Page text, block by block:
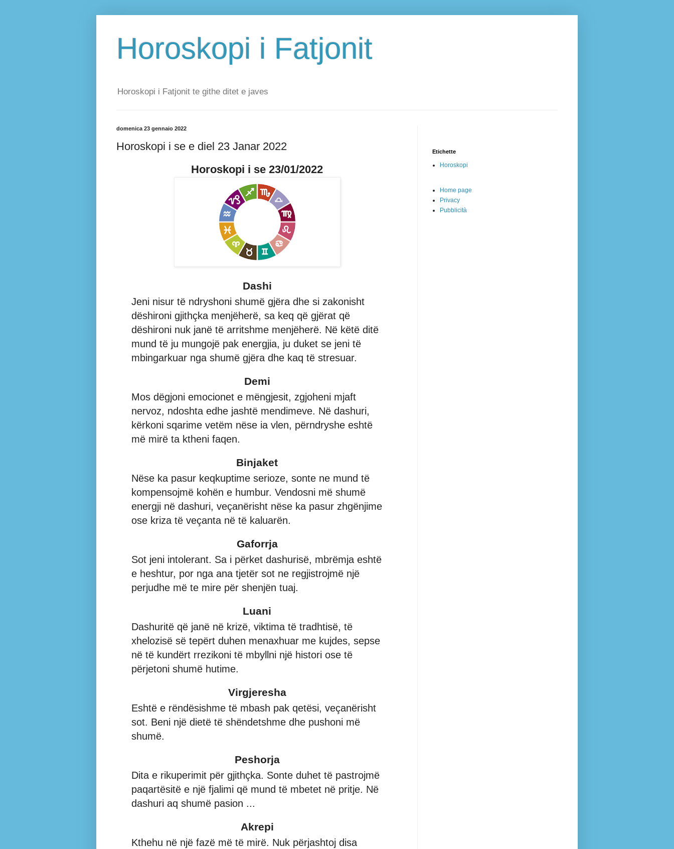
Horoskopi i Fatjonit
Horoskopi i Fatjonit te githe ditet e javes
domenica 23 gennaio 2022
Horoskopi i se e diel 23 Janar 2022
Horoskopi i se 23/01/2022
Dashi
Jeni nisur të ndryshoni shumë gjëra dhe si zakonisht
dëshironi gjithçka menjëherë, sa keq që gjërat që
dëshironi nuk janë të arritshme menjëherë. Në këtë ditë
mund të ju mungojë pak energjia, ju duket se jeni të
mbingarkuar nga shumë gjëra dhe kaq të stresuar.
Demi
Mos dëgjoni emocionet e mëngjesit, zgjoheni mjaft
nervoz, ndoshta edhe jashtë mendimeve. Në dashuri,
kërkoni sqarime vetëm nëse ia vlen, përndryshe eshtë
më mirë ta ktheni faqen.
Binjaket
Nëse ka pasur keqkuptime serioze, sonte ne mund të
kompensojmë kohën e humbur. Vendosni më shumë
energji në dashuri, veçanërisht nëse ka pasur zhgënjime
ose kriza të veçanta në të kaluarën.
Gaforrja
Sot jeni intolerant. Sa i përket dashurisë, mbrëmja eshtë
e heshtur, por nga ana tjetër sot ne regjistrojmë një
perjudhe më te mire për shenjën tuaj.
Luani
Dashuritë që janë në krizë, viktima të tradhtisë, të
xhelozisë së tepërt duhen menaxhuar me kujdes, sepse
në të kundërt rrezikoni të mbyllni një histori ose të
përjetoni shumë hutime.
Virgjeresha
Eshtë e rëndësishme të mbash pak qetësi, veçanërisht
sot. Beni një dietë të shëndetshme dhe pushoni më
shumë.
Peshorja
Dita e rikuperimit për gjithçka. Sonte duhet të pastrojmë
paqartësitë e një fjalimi që mund të mbetet në pritje. Në
dashuri aq shumë pasion ...
Akrepi
Kthehu në një fazë më të mirë. Nuk përjashtoj disa
Etichette
Horoskopi
Home page
Privacy
Pubblicità